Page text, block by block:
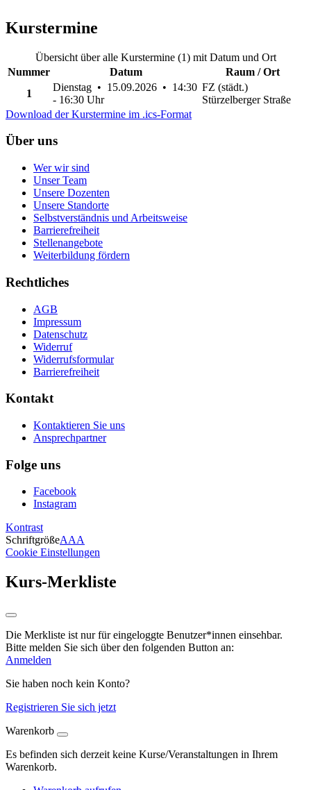
Kurstermine
Übersicht über alle Kurstermine (1) mit Datum und Ort
Nummer
Datum
Raum / Ort
1
Dienstag • 15.09.2026 • 14:30
- 16:30 Uhr
FZ (städt.)
Stürzelberger Straße
Download der Kurstermine im .ics-Format
Über uns
Wer wir sind
Unser Team
Unsere Dozenten
Unsere Standorte
Selbstverständnis und Arbeitsweise
Barrierefreiheit
Stellenangebote
Weiterbildung fördern
Rechtliches
AGB
Impressum
Datenschutz
Widerruf
Widerrufsformular
Barrierefreiheit
Kontakt
Kontaktieren Sie uns
Ansprechpartner
Folge uns
Facebook
Instagram
Kontrast
SchriftgrößeAAA
Cookie Einstellungen
Kurs-Merkliste
Die Merkliste ist nur für eingeloggte Benutzer*innen einsehbar.
Bitte melden Sie sich über den folgenden Button an:
Anmelden
Sie haben noch kein Konto?
Registrieren Sie sich jetzt
Warenkorb
Es befinden sich derzeit keine Kurse/Veranstaltungen in Ihrem
Warenkorb.